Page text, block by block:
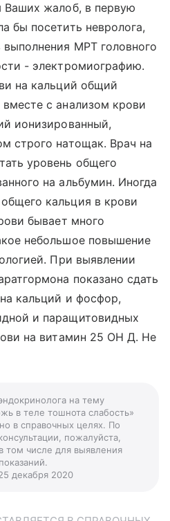
жалоб, в первую
бы посетить невролога,
МРТ головного
- электромиографию.
на кальций общий
с анализом крови
ионизированный,
строго натощак. Врач на
уровень общего
на альбумин. Иногда
кальция в крови
бывает много
небольшое повышение
При выявлении
показано сдать
кальций и фосфор,
и паращитовидных
на витамин 25 ОН Д. Не
на тему
в теле тошнота слабость»
в справочных целях. По
пожалуйста,
том числе для выявления
декабря 2020